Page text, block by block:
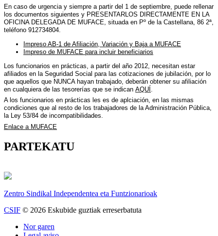
En caso de urgencia y siempre a partir del 1 de septiembre, puede rellenar
los documentos siguientes y PRESENTARLOS DIRECTAMENTE EN LA
OFICINA DELEGADA DE MUFACE, situada en Pº de la Castellana, 86 2ª,
teléfono 912734804.
Impreso AB-1 de Afiliación, Variación y Baja a MUFACE
Impreso de MUFACE para incluir beneficiarios
Los funcionarios en prácticas, a partir del año 2012, necesitan estar
afiliados en la Seguridad Social para las cotizaciones de jubilación, por lo
que aquellos que NUNCA hayan trabajado, deberán obtener su afiliación
en cualquiera de las tesorerías que se indican AQUÍ
A los funcionarios en prácticas les es de aplciación, en las mismas
condiciones que al resto de los trabajadores de la Administración Pública,
la Ley 53/84 de incompatibilidades.
Enlace a MUFACE
PARTEKATU
Zentro Sindikal Independentea eta Funtzionarioak
CSIF © 2026 Eskubide guztiak erreserbatuta
Nor garen